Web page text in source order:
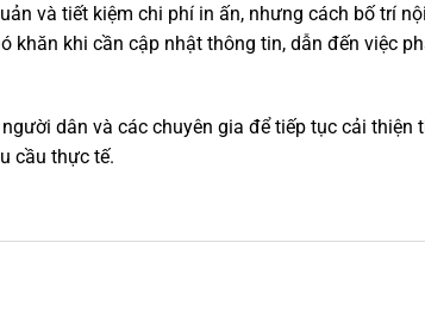
và tiết kiệm chi phí in ấn, nhưng cách bố trí
khăn khi cần cập nhật thông tin, dẫn đến việc
dân và các chuyên gia để tiếp tục cải thiện
cầu thực tế.